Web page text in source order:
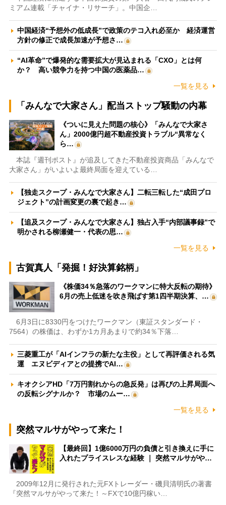
ミアム連載「チャイナ・リサーチ」。中国企…
中国経済“予想外の低成長”で政策のテコ入れ必至か 経済運営
方針の修正で成長加速が予想さ…
“AI革命”で爆発的な需要拡大が見込まれる「CXO」とは何
か？ 高い競争力を持つ中国の医薬品…
一覧を見る
「みんなで大家さん」配当ストップ騒動の内幕
《ついに見えた問題の核心》「みんなで大家さ
ん」2000億円超不動産投資トラブル“異常なく
ら…
本誌『週刊ポスト』が追及してきた不動産投資商品「みんなで
大家さん」がいよいよ最終局面を迎えている…
【独走スクープ・みんなで大家さん】二転三転した“成田プロ
ジェクト”の計画変更の裏で起き…
【追及スクープ・みんなで大家さん】独占入手“内部議事録”で
明かされる柳瀬健一・代表の思…
一覧を見る
古賀真人「発掘！好決算銘柄」
《株価34％急落のワークマンに特大反転の期待》
6月の売上低迷を吹き飛ばす第1四半期決算、…
6月3日に8330円をつけたワークマン（東証スタンダード・
7564）の株価は、わずか1カ月あまりで約34％下落…
三菱重工が「AIインフラの新たな主役」として再評価される気
運 エヌビディアとの提携でAI…
キオクシアHD「7万円割れからの急反発」は再びの上昇局面へ
の反転シグナルか？ 市場のムー…
一覧を見る
突然マルサがやって来た！
【最終回】1億6000万円の負債と引き換えに手に
入れたプライスレスな経験 ｜ 突然マルサがや…
2009年12月に発行された元FXトレーダー・磯貝清明氏の著書
『突然マルサがやって来た！～FXで10億円稼い…